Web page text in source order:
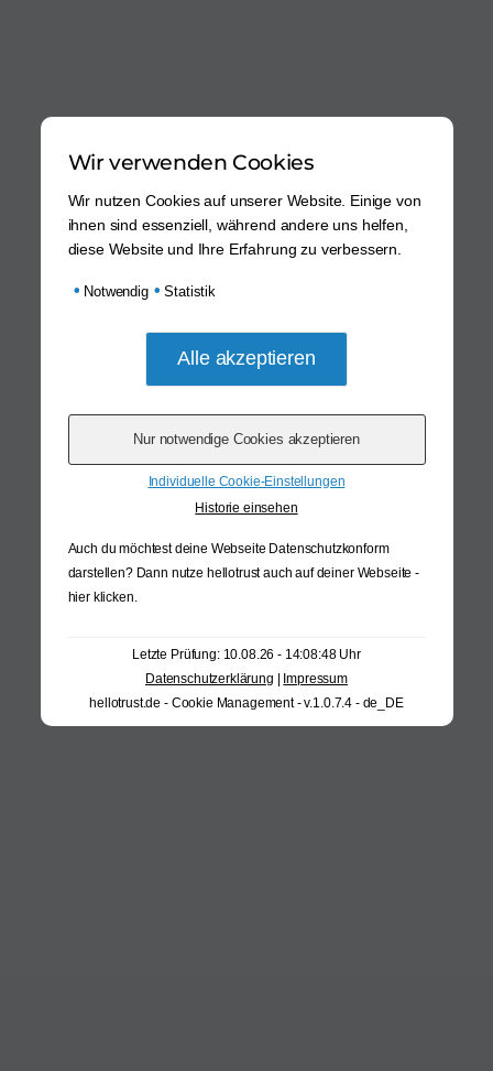
Wir verwenden Cookies
Wir nutzen Cookies auf unserer Website. Einige von
ihnen sind essenziell, während andere uns helfen,
diese Website und Ihre Erfahrung zu verbessern.
• Notwendig • Statistik
Individuelle Cookie-Einstellungen
Historie einsehen
Auch du möchtest deine Webseite Datenschutzkonform
darstellen? Dann nutze hellotrust auch auf deiner Webseite -
hier klicken
Letzte Prüfung: 10.08.26 - 14:08:48 Uhr
Datenschutzerklärung | Impressum
hellotrust.de - Cookie Management - v.1.0.7.4 - de_DE